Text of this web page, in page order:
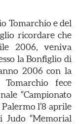
Tomarchio e del
ricordare che
2006, veniva
la Bonfiglio di
2006 con la
fece
“Campionato
l’8 aprile
Judo “Memorial